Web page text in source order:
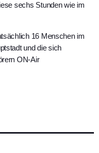
sechs Stunden wie im
16 Menschen im
und die sich
ON-Air